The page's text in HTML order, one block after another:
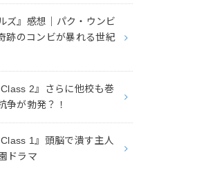
ズ』感想｜パク・ウンビ
跡のコンビが暴れる世紀
Class 2』さらに他校も巻
争が勃発？！
Class 1』頭脳で潰す主人
ドラマ